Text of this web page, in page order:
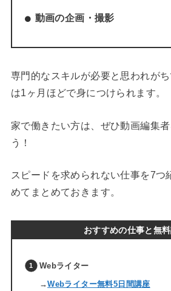
動画の企画・撮影
専門的なスキルが必要と思われが
は1ヶ月ほどで身につけられます。
家で働きたい方は、ぜひ動画編集
う！
スピードを求められない仕事を7つ
めてまとめておきます。
おすすめの仕事と無
Webライター
→Webライター無料5日間講座